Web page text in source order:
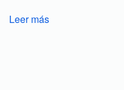
Leer más